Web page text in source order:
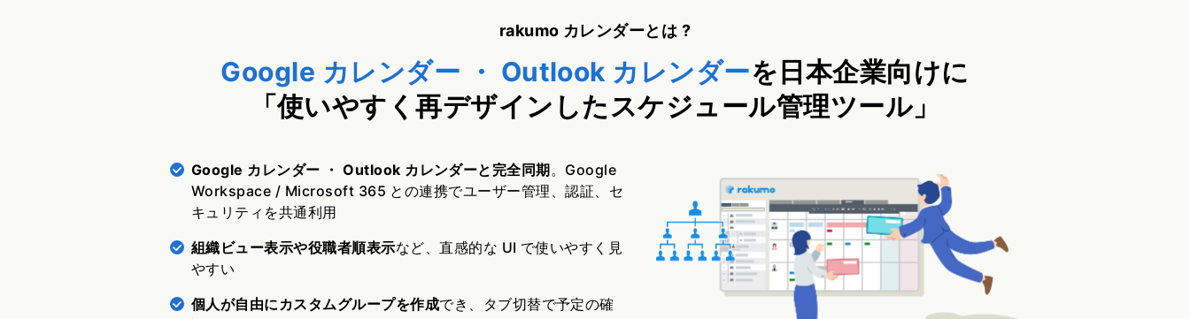
rakumo カレンダーとは ?
Google カレンダー ・ Outlook カレンダーを日本企業向けに
「使いやすく再デザインしたスケジュール管理ツール」
Google カレンダー ・ Outlook カレンダーと完全同期。Google
Workspace / Microsoft 365 との連携でユーザー管理、認証、セ
キュリティを共通利用
組織ビュー表示や役職者順表示など、直感的な UI で使いやすく見
やすい
個人が自由にカスタムグループを作成でき、タブ切替で予定の確